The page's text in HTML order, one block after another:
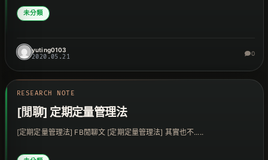
未分類
yuting0103
2020.05.21
0
RESEARCH NOTE
[閒聊] 定期定量管理法
[定期定量管理法] FB閒聊文 [定期定量管理法] 其實也不.....